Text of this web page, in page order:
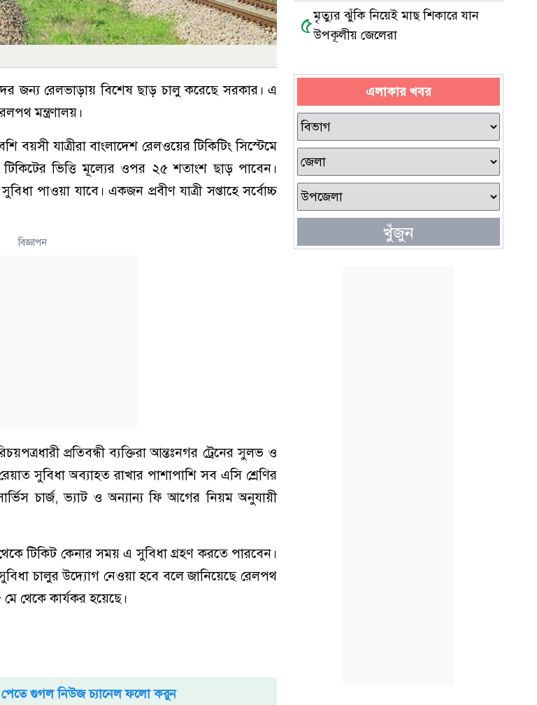
জন্য রেলভাড়ায় বিশেষ ছাড় চালু করেছে সরকার। এ
মন্ত্রণালয়।
বয়সী যাত্রীরা বাংলাদেশ রেলওয়ের টিকিটিং সিস্টেমে
ভিত্তি মূল্যের ওপর ২৫ শতাংশ ছাড় পাবেন।
পাওয়া যাবে। একজন প্রবীণ যাত্রী সপ্তাহে সর্বোচ্চ
বিজ্ঞাপন
প্রতিবন্ধী ব্যক্তিরা আন্তঃনগর ট্রেনের সুলভ ও
সুবিধা অব্যাহত রাখার পাশাপাশি সব এসি শ্রেণির
চার্জ, ভ্যাট ও অন্যান্য ফি আগের নিয়ম অনুযায়ী
টিকিট কেনার সময় এ সুবিধা গ্রহণ করতে পারবেন।
চালুর উদ্যোগ নেওয়া হবে বলে জানিয়েছে রেলপথ
থেকে কার্যকর হয়েছে।
গুগল নিউজ চ্যানেল ফলো করুন
৫মৃত্যুর ঝুঁকি নিয়েই মাছ শিকারে যান
উপকূলীয় জেলেরা
এলাকার খবর
খুঁজুন